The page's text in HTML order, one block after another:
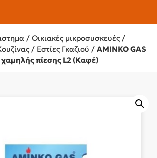
/ Οικιακές μικροσυσκευές /
/ Εστίες Γκαζιού / AMINKO GAS
χαμηλής πίεσης L2 (Καφέ)